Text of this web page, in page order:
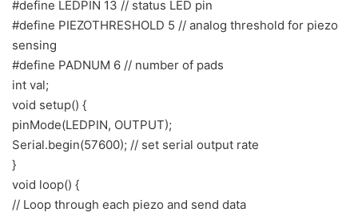
#define LEDPIN 13 // status LED pin
#define PIEZOTHRESHOLD 5 // analog threshold for piezo
sensing
#define PADNUM 6 // number of pads
int val;
void setup() {
pinMode(LEDPIN, OUTPUT);
Serial.begin(57600); // set serial output rate
}
void loop() {
// Loop through each piezo and send data